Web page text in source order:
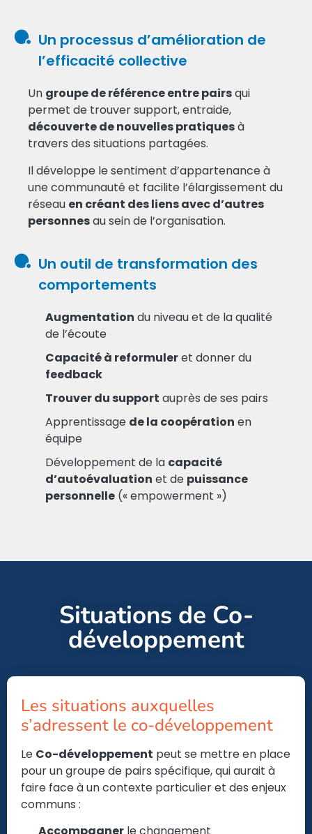
Un processus d’amélioration de
l’efficacité collective
Un groupe de référence entre pairsqui
permet de trouver support, entraide,
découverte de nouvelles pratiquesà
travers des situations partagées.
Il développe le sentiment d’appartenance à
une communauté et facilite l’élargissement du
réseau en créant des liens avec d’autres
personnesau sein de l’organisation.
Un outil de transformation des
comportements
Augmentation du niveau et de la qualité
de l’écoute
Capacité à reformuleret donner du
feedback
Trouver du support auprès de ses pairs
Apprentissage de la coopération en
équipe
Développement de la capacité
d’autoévaluation et de puissance
personnelle (« empowerment »)
Situations de Co-
développement
Les situations auxquelles
s’adressent le co-développement
Le Co-développement peut se mettre en place
pour un groupe de pairs spécifique, qui aurait à
faire face à un contexte particulier et des enjeux
communs :